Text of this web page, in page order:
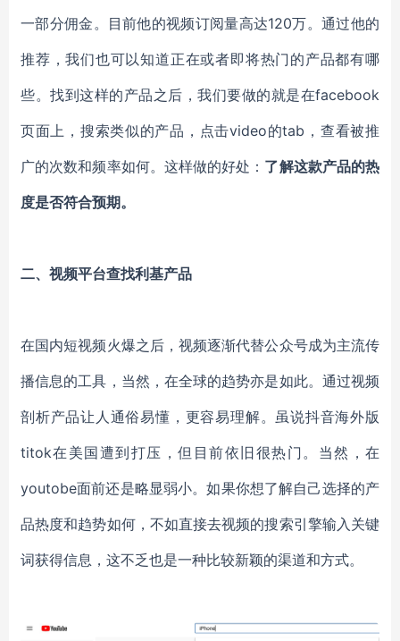
一部分佣金。目前他的视频订阅量高达120万。通过他的
推荐，我们也可以知道正在或者即将热门的产品都有哪
些。找到这样的产品之后，我们要做的就是在facebook
页面上，搜索类似的产品，点击video的tab，查看被推
广的次数和频率如何。这样做的好处： 了解这款产品的热
度是否符合预期。
二、视频平台查找利基产品
在国内短视频火爆之后，视频逐渐代替公众号成为主流传
播信息的工具，当然，在全球的趋势亦是如此。通过视频
剖析产品让人通俗易懂，更容易理解。虽说抖音海外版
titok在美国遭到打压，但目前依旧很热门。当然，在
youtobe面前还是略显弱小。如果你想了解自己选择的产
品热度和趋势如何，不如直接去视频的搜索引擎输入关键
词获得信息，这不乏也是一种比较新颖的渠道和方式。